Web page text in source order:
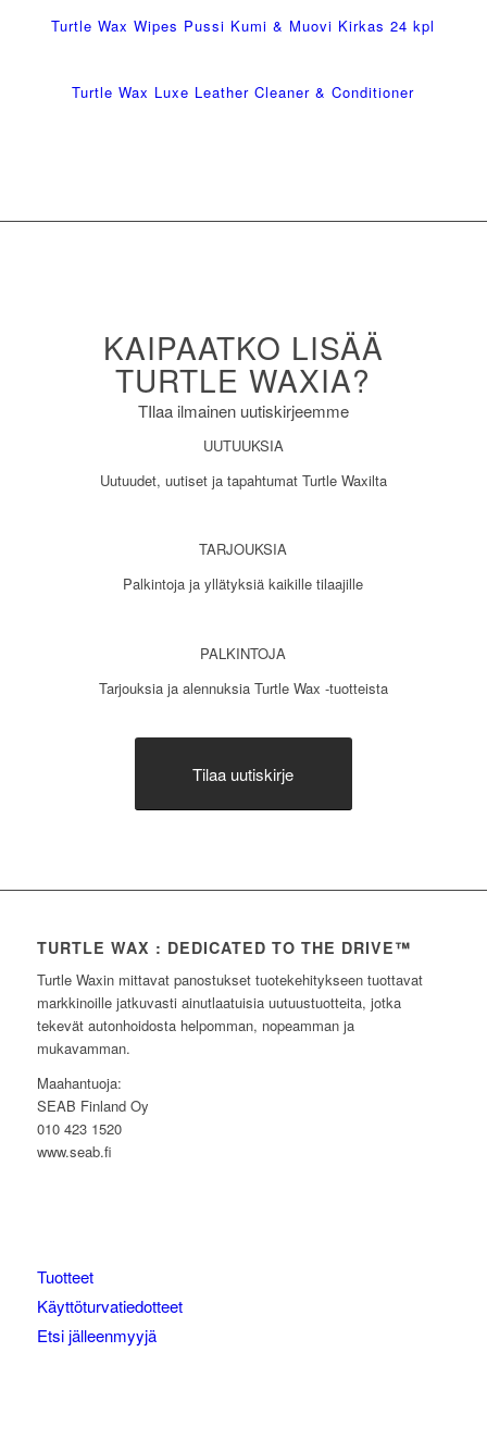
Turtle Wax Wipes Pussi Kumi & Muovi Kirkas 24 kpl
Turtle Wax Luxe Leather Cleaner & Conditioner
KAIPAATKO LISÄÄ
TURTLE WAXIA?
TIlaa ilmainen uutiskirjeemme
UUTUUKSIA
Uutuudet, uutiset ja tapahtumat Turtle Waxilta
TARJOUKSIA
Palkintoja ja yllätyksiä kaikille tilaajille
PALKINTOJA
Tarjouksia ja alennuksia Turtle Wax -tuotteista
Tilaa uutiskirje
TURTLE WAX : DEDICATED TO THE DRIVE™
Turtle Waxin mittavat panostukset tuotekehitykseen tuottavat
markkinoille jatkuvasti ainutlaatuisia uutuustuotteita, jotka
tekevät autonhoidosta helpomman, nopeamman ja
mukavamman.
Maahantuoja:
SEAB Finland Oy
010 423 1520
www.seab.fi
Tuotteet
Käyttöturvatiedotteet
Etsi jälleenmyyjä